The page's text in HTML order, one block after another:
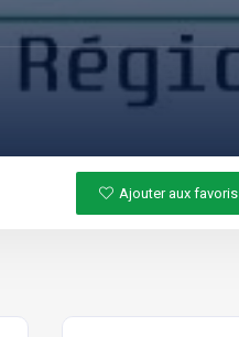
Ajouter aux favoris